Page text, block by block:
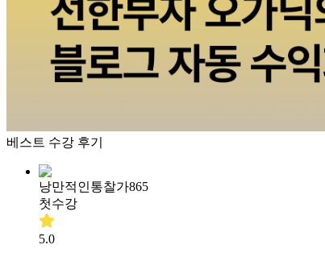
베스트 수강 후기
낭만적인통찰가865
첫수강
5.0